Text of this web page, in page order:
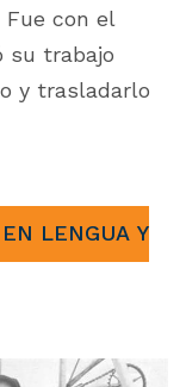
Fue con el
su trabajo
y trasladarlo
LENGUA Y